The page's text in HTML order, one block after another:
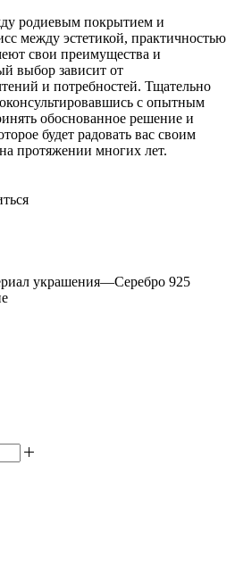
родиевым покрытием и
между эстетикой, практичностью
свои преимущества и
выбор зависит от
и потребностей. Тщательно
с опытным
обоснованное решение и
будет радовать вас своим
протяжении многих лет.
украшения—Серебро 925